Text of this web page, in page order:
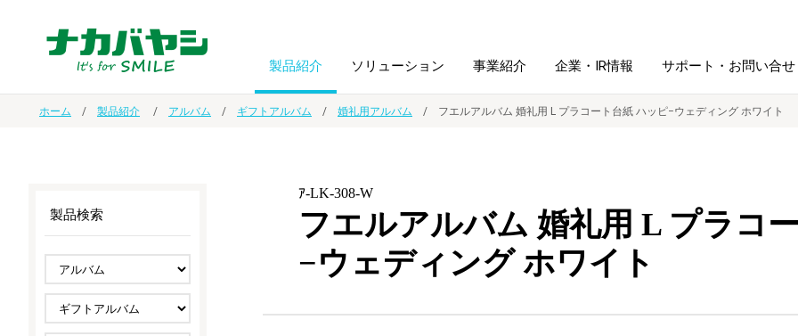
製品紹介
ノート・紙製品
ファイル・
ホルダー用品
スマートフォン・
タブレット関連
ソリューション
オーダー手帳・ノベルティ制作 学校ソリューション
ドキュメントスキャニングサービス
事業紹介 企業・IR情報
IR情報 沿革
サステナビリティ
サポート・お問い合せ
ホーム 製品紹介 アルバム ギフトアルバム 婚礼用アルバム フエルアルバム 婚礼用 L プラコート台紙 ハッピ−ウェディング ホワイト
ｱ-LK-308-W
フエルアルバム 婚礼用 L プラコ
−ウェディング ホワイト
製品検索